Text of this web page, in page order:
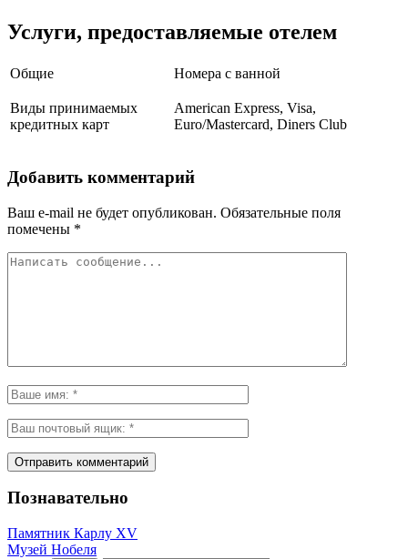
Услуги, предоставляемые отелем
Общие Номера с ванной
Виды принимаемых
кредитных карт
American Express, Visa,
Euro/Mastercard, Diners Club
Добавить комментарий
Ваш e-mail не будет опубликован. Обязательные поля
помечены *
Познавательно
Памятник Карлу XV
Музей Нобеля